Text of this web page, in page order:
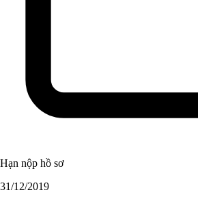
Hạn nộp hồ sơ
31/12/2019